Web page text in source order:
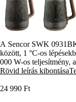
A Sencor SWK
között, 1 °C-os
000 W-os teljesítmény,
hőmérséklet-jelzés
Rövid leírás kibontása
24 990 Ft